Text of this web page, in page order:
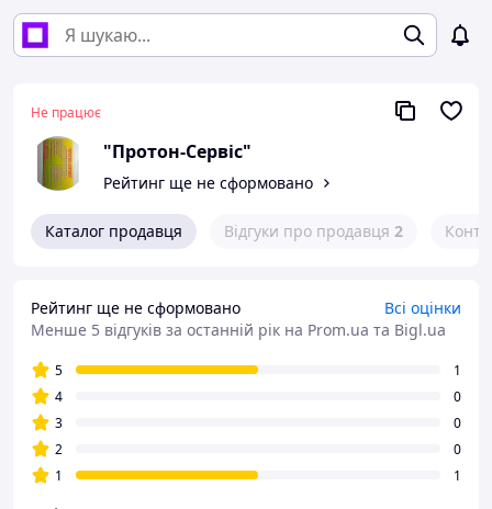
Не працює
"Протон-Сервіс"
Рейтинг ще не сформовано
Каталог продавця Відгуки про продавця 2
Рейтинг ще не сформовано
Всі оцінки
Менше 5 відгуків за останній рік на Prom.ua та Bigl.ua
5
1
4
0
3
0
2
0
1
1